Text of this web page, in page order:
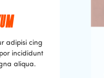
adipisi cing
incididunt
aliqua.